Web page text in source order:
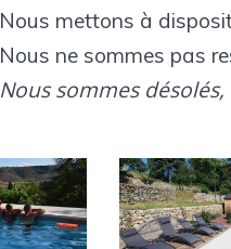
Nous mettons à
Nous ne sommes pas
Nous sommes